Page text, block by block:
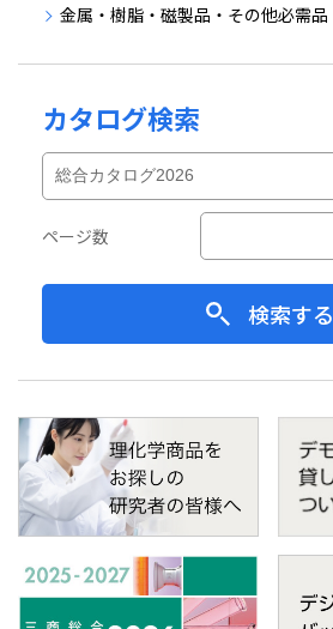
金属・樹脂・磁製品・その他必需品
カタログ検索
ページ数
検索する